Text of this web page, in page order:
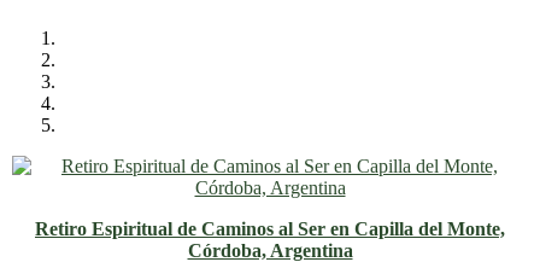
Retiro Espiritual de Caminos al Ser en Capilla del Monte,
Córdoba, Argentina